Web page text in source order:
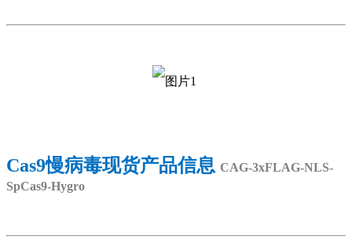
Cas9慢病毒现货产品信息 CAG-3xFLAG-NLS-
SpCas9-Hygro